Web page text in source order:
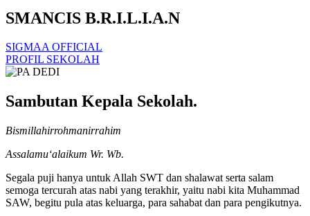
SMANCIS B.R.I.L.I.A.N
SIGMAA OFFICIAL
PROFIL SEKOLAH
Sambutan Kepala Sekolah.
Bismillahirrohmanirrahim
Assalamu‘alaikum Wr. Wb.
Segala puji hanya untuk Allah SWT dan shalawat serta salam
semoga tercurah atas nabi yang terakhir, yaitu nabi kita Muhammad
SAW, begitu pula atas keluarga, para sahabat dan para pengikutnya.